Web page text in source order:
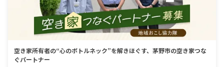
空き家所有者の“心のボトルネック”を解きほぐす、茅野市の空き家つな
ぐパートナー